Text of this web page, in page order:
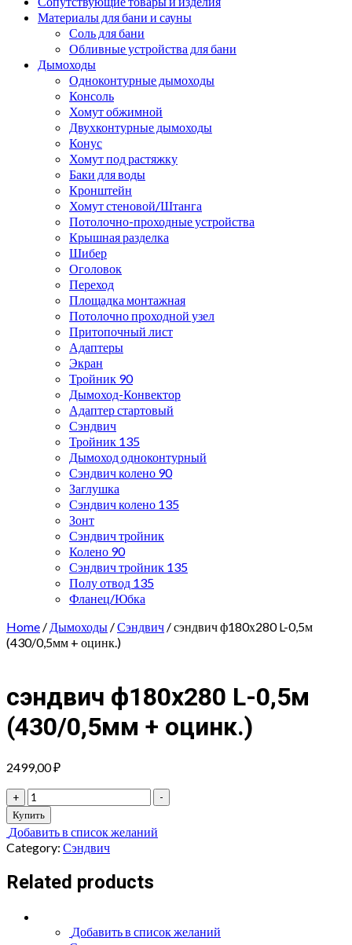
Материалы для бани и сауны
Соль для бани
Обливные устройства для бани
Дымоходы
Одноконтурные дымоходы
Консоль
Хомут обжимной
Двухконтурные дымоходы
Конус
Хомут под растяжку
Баки для воды
Кронштейн
Хомут стеновой/Штанга
Потолочно-проходные устройства
Крышная разделка
Шибер
Оголовок
Переход
Площадка монтажная
Потолочно проходной узел
Притопочный лист
Адаптеры
Экран
Тройник 90
Дымоход-Конвектор
Адаптер стартовый
Сэндвич
Тройник 135
Дымоход одноконтурный
Сэндвич колено 90
Заглушка
Сэндвич колено 135
Зонт
Сэндвич тройник
Колено 90
Сэндвич тройник 135
Полу отвод 135
Фланец/Юбка
Home / Дымоходы /Сэндвич / сэндвич ф180х280 L-0,5м
(430/0,5мм + оцинк.)
сэндвич ф180х280 L-0,5м
(430/0,5мм + оцинк.)
2499,00₽
+
сэндвич
ф180х280
L-
0,5м
(430/0,5мм
+
оцинк.)
-
Купить
Добавить в список желаний
Category: Сэндвич
Related products
Добавить в список желаний